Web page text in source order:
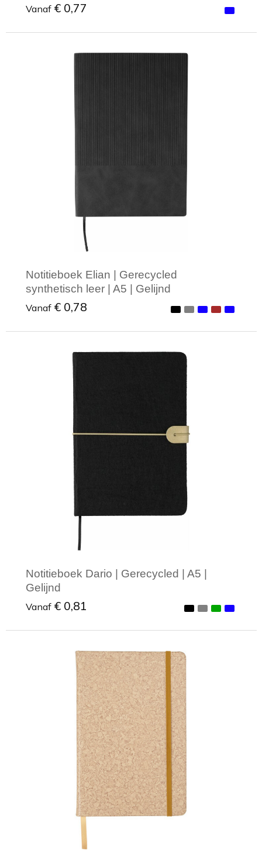
Vanaf € 0,77
Notitieboek Elian | Gerecycled
synthetisch leer | A5 | Gelijnd
Vanaf € 0,78
Minimale afname: 1
Notitieboek Dario | Gerecycled | A5 |
Gelijnd
Vanaf € 0,81
Minimale afname: 1